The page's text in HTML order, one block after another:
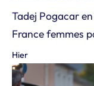
Tadej Pogacar
France femmes
Hier